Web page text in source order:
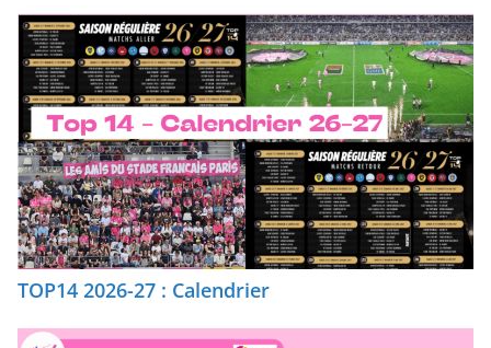
TOP14 2026-27 : Calendrier